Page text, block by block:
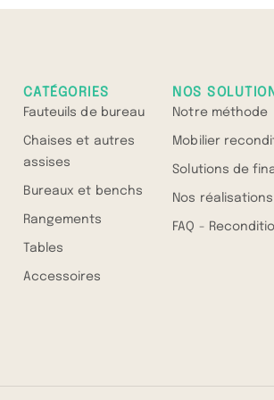
CATÉGORIES
Fauteuils de bureau
Chaises et autres
assises
Bureaux et benchs
Rangements
Tables
Accessoires
NOS
Notre méthode
Mobilier
Solutions de
Nos réalisations
FAQ -